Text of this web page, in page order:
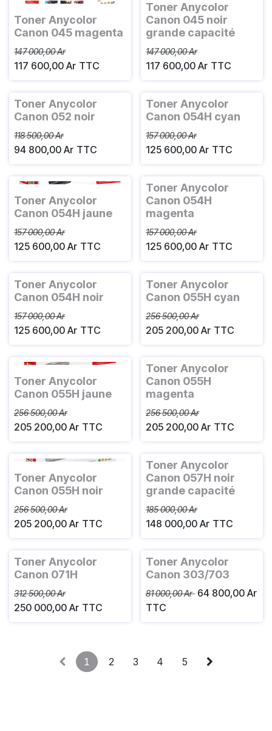
Toner Anycolor
Canon 045 magenta
147 000,00Ar
117 600,00 Ar TTC
Toner Anycolor
Canon 045 noir
grande capacité
147 000,00Ar
117 600,00Ar TTC
Toner Anycolor
Canon 052 noir
118 500,00Ar
94 800,00 Ar TTC
Toner Anycolor
Canon 054H cyan
157 000,00Ar
125 600,00Ar TTC
Toner Anycolor
Canon 054H jaune
157 000,00Ar
125 600,00 Ar TTC
Toner Anycolor
Canon 054H
magenta
157 000,00Ar
125 600,00Ar TTC
Toner Anycolor
Canon 054H noir
157 000,00Ar
125 600,00 Ar TTC
Toner Anycolor
Canon 055H cyan
256 500,00Ar
205 200,00Ar TTC
Toner Anycolor
Canon 055H jaune
256 500,00Ar
205 200,00 Ar TTC
Toner Anycolor
Canon 055H
magenta
256 500,00Ar
205 200,00Ar TTC
Toner Anycolor
Canon 055H noir
256 500,00Ar
205 200,00 Ar TTC
Toner Anycolor
Canon 057H noir
grande capacité
185 000,00Ar
148 000,00Ar TTC
Toner Anycolor
Canon 071H
312 500,00Ar
250 000,00 Ar TTC
Toner Anycolor
Canon 303/703
81 000,00Ar 64 800,00Ar
TTC
1 2 3 4 5